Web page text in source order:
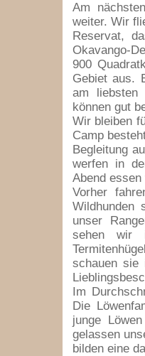
Am
weiter. Wir
Reservat,
Okavango-
900
Gebiet aus.
am liebsten
können gut
Wir bleiben
Camp
Begleitung
werfen in
Abend
Vorher
Wildhunden
unser
sehen wir
schauen sie
Im
Die
junge
gelassen
bilden eine